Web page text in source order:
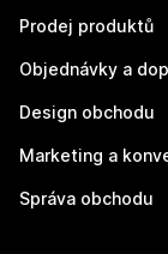
Prodej produktů
Objednávky a
Design obchodu
Marketing a
Správa obchodu